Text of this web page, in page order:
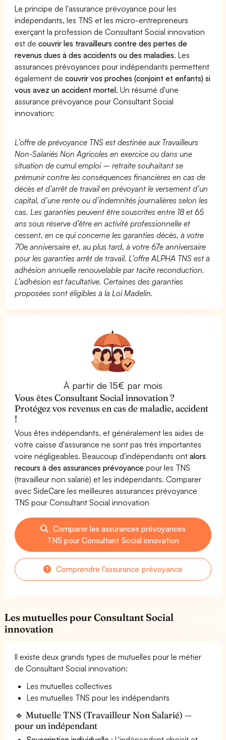
Le principe de l'assurance prévoyance pour les
indépendants, les TNS et les micro-entrepreneurs
exerçant la profession de Consultant Social innovation
est decouvrir les travailleurs contre des pertes de
revenus dues à des accidents ou des maladies. Les
assurances prévoyances pour indépendants permettent
également decouvrir vos proches (conjoint et enfants) si
vous avez un accident mortel. Un résumé d'une
assurance prévoyance pour Consultant Social
innovation:
L’offre de prévoyance TNS est destinée aux Travailleurs
Non-Salariés Non Agricoles en exercice ou dans une
situation de cumul emploi – retraite souhaitant se
prémunir contre les conséquences financières en cas de
décès et d’arrêt de travail en prévoyant le versement d’un
capital, d’une rente ou d’indemnités journalières selon les
cas. Les garanties peuvent être souscrites entre 18 et 65
ans sous réserve d’être en activité professionnelle et
cessent, en ce qui concerne les garanties décès, à votre
70e anniversaire et, au plus tard, à votre 67e anniversaire
pour les garanties arrêt de travail. L’offre ALPHA TNS est à
adhésion annuelle renouvelable par tacite reconduction.
L’adhésion est facultative. Certaines des garanties
proposées sont éligibles à la Loi Madelin.
À partir de 15€ par mois
Vous êtes Consultant Social innovation ?
Protégez vos revenus en cas de maladie, accident
!
Vous êtes indépendants, et généralement les aides de
votre caisse d'assurance ne sont pas très importantes
voire négligeables. Beaucoup d'indépendants ontalors
recours à des assurances prévoyance pour les TNS
(travailleur non salarié) et les indépendants. Comparer
avec SideCare les meilleures assurances prévoyance
TNS pour Consultant Social innovation
Comparer les assurances prévoyances
TNS pour Consultant Social innovation
Comprendre l'assurance prévoyance
Les mutuelles pour Consultant Social
innovation
Il existe deux grands types de mutuelles pour le métier
de Consultant Social innovation:
Les mutuelles collectives
Les mutuelles TNS pour les indépendants
🔹 Mutuelle TNS (Travailleur Non Salarié) —
pour un indépendant